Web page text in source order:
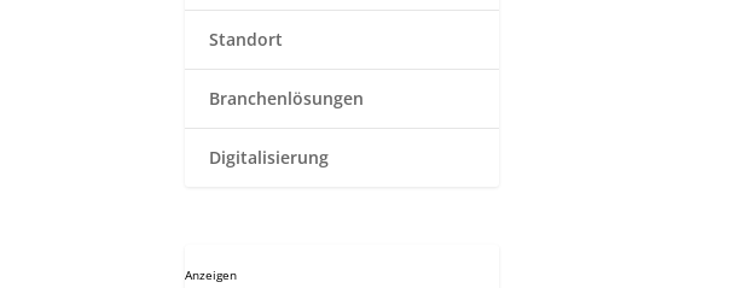
Standort
Branchenlösungen
Digitalisierung
Anzeigen